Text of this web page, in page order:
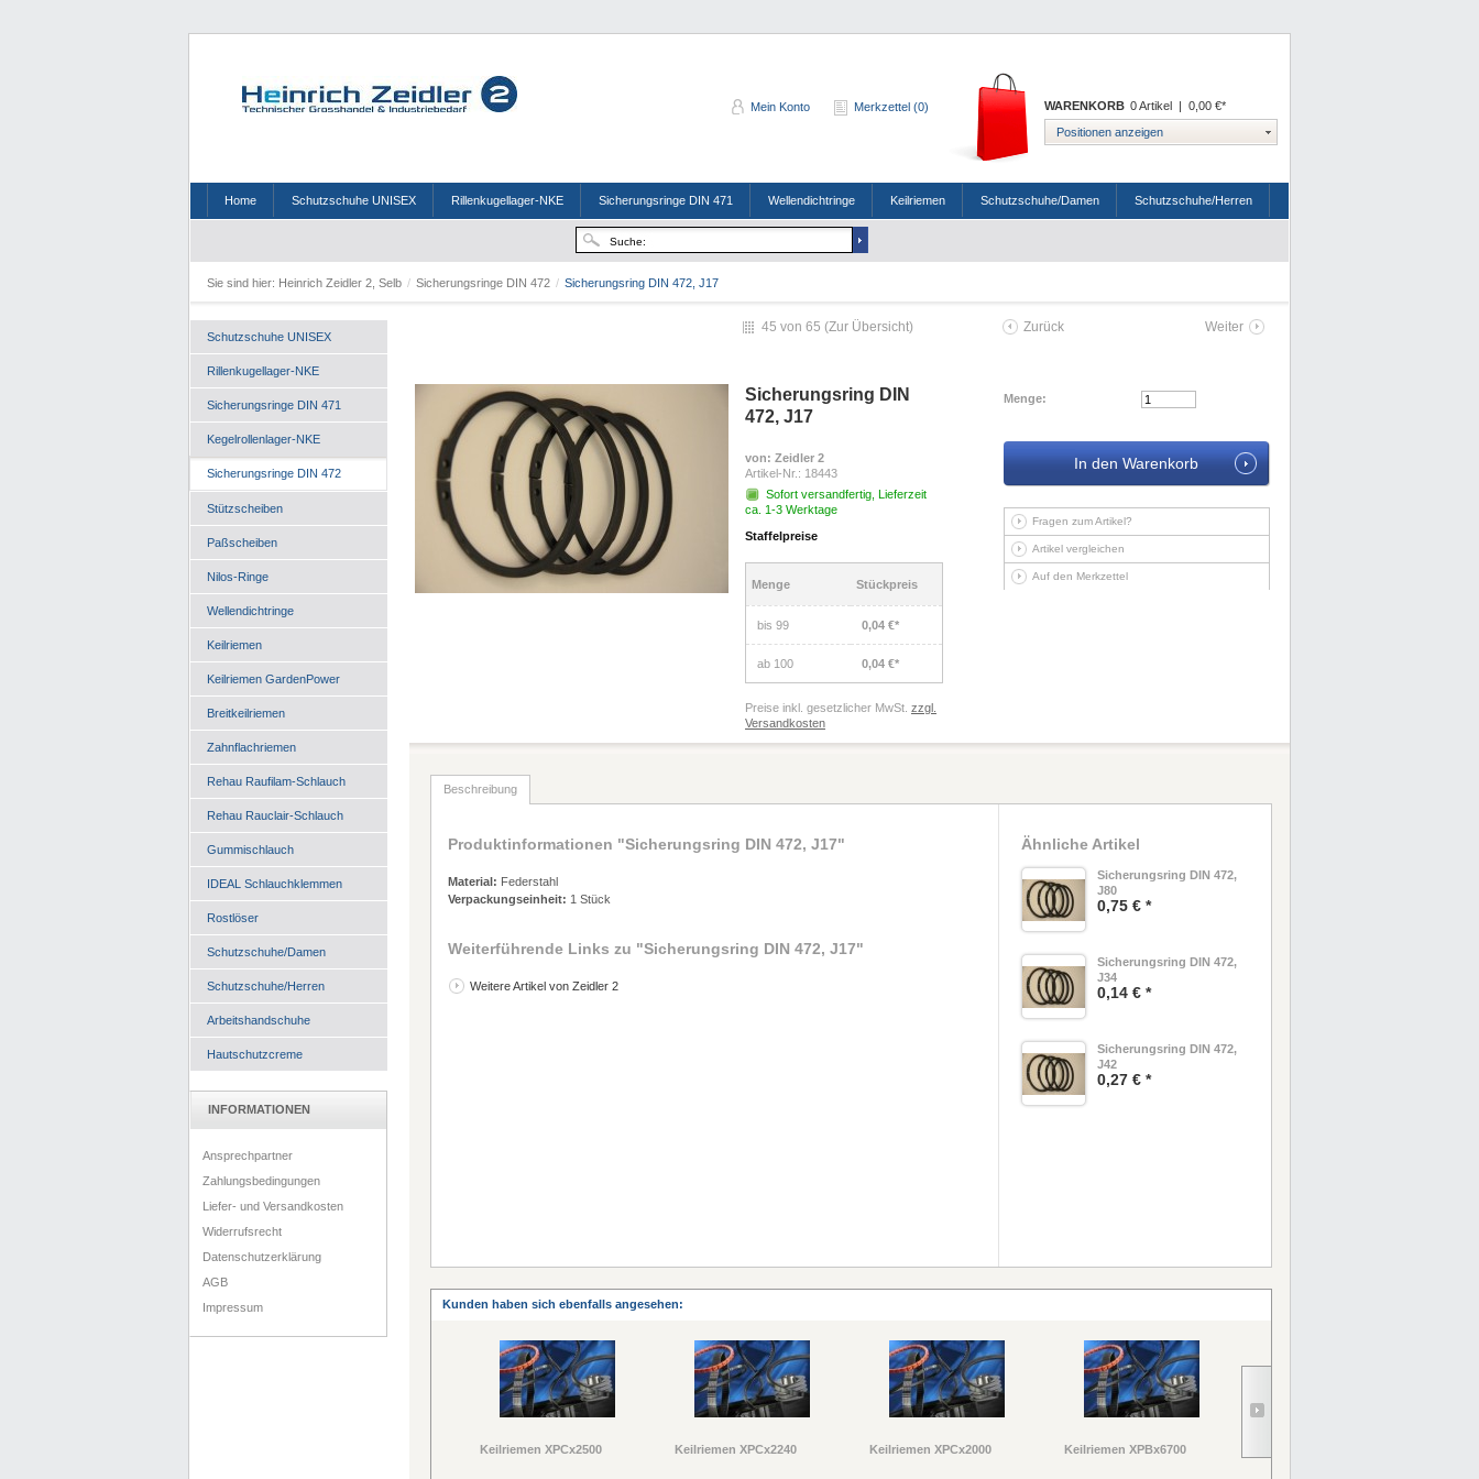
Mein Konto Merkzettel (0) WARENKORB 0 Artikel | 0,00 €*
Positionen anzeigen
Home Schutzschuhe UNISEX Rillenkugellager-NKE Sicherungsringe DIN 471 Wellendichtringe Keilriemen Schutzschuhe/Damen Schutzschuhe/Herren
Sie sind hier: Heinrich Zeidler 2, Selb / Sicherungsringe DIN 472 / Sicherungsring DIN 472, J17
Schutzschuhe UNISEX
Rillenkugellager-NKE
Sicherungsringe DIN 471
Kegelrollenlager-NKE
Sicherungsringe DIN 472
Stützscheiben
Paßscheiben
Nilos-Ringe
Wellendichtringe
Keilriemen
Keilriemen GardenPower
Breitkeilriemen
Zahnflachriemen
Rehau Raufilam-Schlauch
Rehau Rauclair-Schlauch
Gummischlauch
IDEAL Schlauchklemmen
Rostlöser
Schutzschuhe/Damen
Schutzschuhe/Herren
Arbeitshandschuhe
Hautschutzcreme
INFORMATIONEN
Ansprechpartner
Zahlungsbedingungen
Liefer- und Versandkosten
Widerrufsrecht
Datenschutzerklärung
AGB
Impressum
45 von 65 (Zur Übersicht) Zurück Weiter
Sicherungsring DIN
472, J17
von: Zeidler 2
Artikel-Nr.: 18443
Sofort versandfertig, Lieferzeit
ca. 1-3 Werktage
Staffelpreise
Menge Stückpreis
bis 99 0,04 €*
ab 100 0,04 €*
Preise inkl. gesetzlicher MwSt. zzgl.
Versandkosten
Menge:
Fragen zum Artikel?
Artikel vergleichen
Auf den Merkzettel
Beschreibung
Produktinformationen "Sicherungsring DIN 472, J17"
Material: Federstahl
Verpackungseinheit: 1 Stück
Weiterführende Links zu "Sicherungsring DIN 472, J17"
Weitere Artikel von Zeidler 2
Ähnliche Artikel
Sicherungsring DIN 472,
J80
0,75 € *
Sicherungsring DIN 472,
J34
0,14 € *
Sicherungsring DIN 472,
J42
0,27 € *
Kunden haben sich ebenfalls angesehen:
Keilriemen XPCx2500 Keilriemen XPCx2240 Keilriemen XPCx2000 Keilriemen XPBx6700